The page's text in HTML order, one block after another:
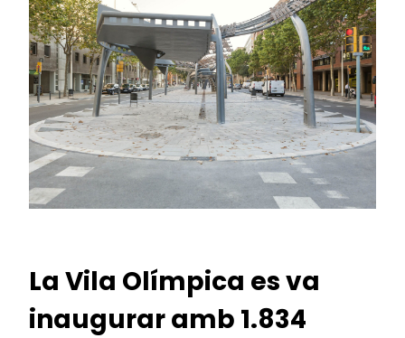
La Vila Olímpica es va
inaugurar amb 1.834